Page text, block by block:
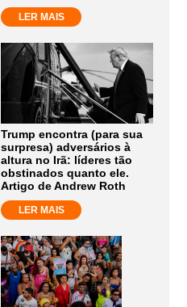
LER MAIS
Trump encontra (para sua
surpresa) adversários à
altura no Irã: líderes tão
obstinados quanto ele.
Artigo de Andrew Roth
LER MAIS